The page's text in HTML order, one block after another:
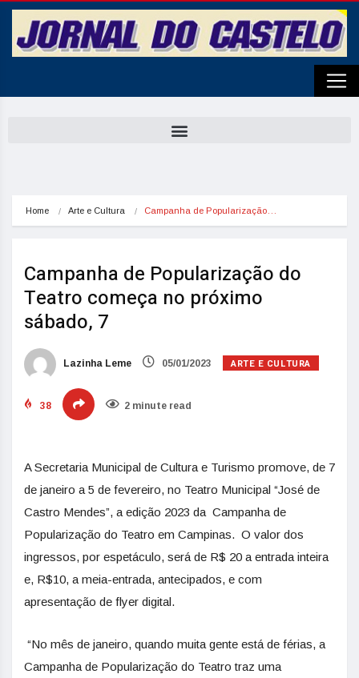
Home Arte e Cultura Campanha de Popularização…
Campanha de Popularização do
Teatro começa no próximo
sábado, 7
Lazinha Leme 05/01/2023 ARTE E CULTURA
38 2 minute read
A Secretaria Municipal de Cultura e Turismo promove, de 7
de janeiro a 5 de fevereiro, no Teatro Municipal “José de
Castro Mendes”, a edição 2023 da Campanha de
Popularização do Teatro em Campinas. O valor dos
ingressos, por espetáculo, será de R$ 20 a entrada inteira
e, R$10, a meia-entrada, antecipados, e com
apresentação de flyer digital.
“No mês de janeiro, quando muita gente está de férias, a
Campanha de Popularização do Teatro traz uma